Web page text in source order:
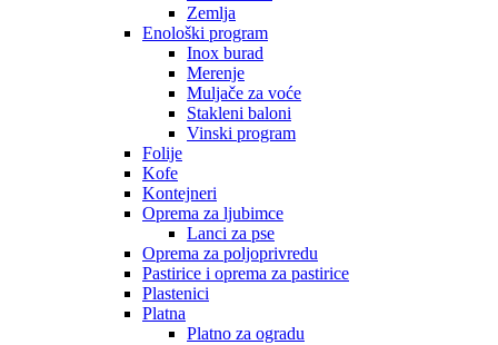
Zemlja
Enološki program
Inox burad
Merenje
Muljače za voće
Stakleni baloni
Vinski program
Folije
Kofe
Kontejneri
Oprema za ljubimce
Lanci za pse
Oprema za poljoprivredu
Pastirice i oprema za pastirice
Plastenici
Platna
Platno za ogradu